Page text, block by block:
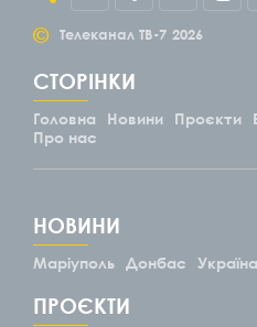
© Телеканал ТВ-7 2026
СТОРІНКИ
Головна Новини Проєкти
Про нас
НОВИНИ
Маріуполь Донбас Україна
ПРОЄКТИ